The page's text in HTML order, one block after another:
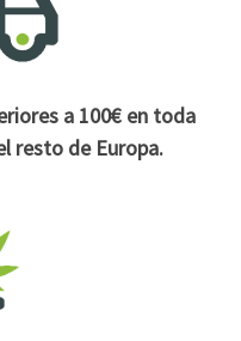
a 100€ en toda
resto de Europa.